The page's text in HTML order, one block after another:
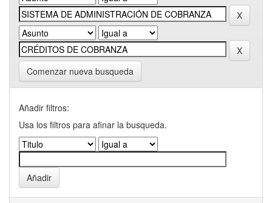
Comenzar nueva busqueda
Añadir filtros:
Usa los filtros para afinar la busqueda.